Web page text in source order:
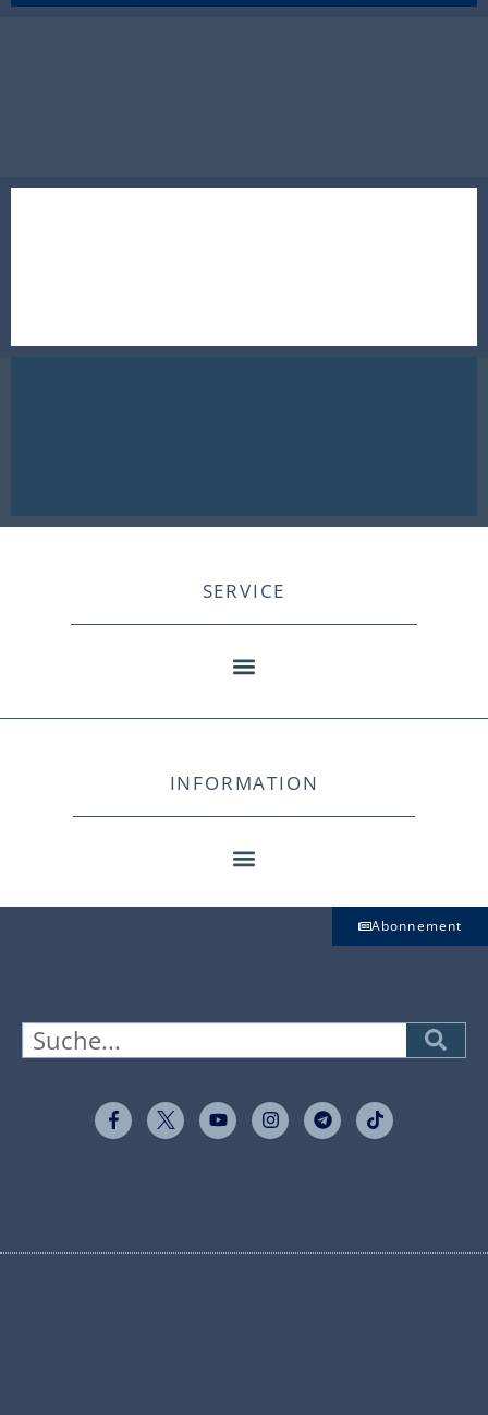
SERVICE
INFORMATION
Abonnement